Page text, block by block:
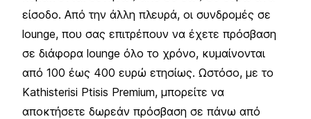
είσοδο. Από την άλλη πλευρά, οι συνδρομές σε
lounge, που σας επιτρέπουν να έχετε πρόσβαση
σε διάφορα lounge όλο το χρόνο, κυμαίνονται
από 100 έως 400 ευρώ ετησίως. Ωστόσο, με το
Kathisterisi Ptisis Premium, μπορείτε να
αποκτήσετε δωρεάν πρόσβαση σε πάνω από